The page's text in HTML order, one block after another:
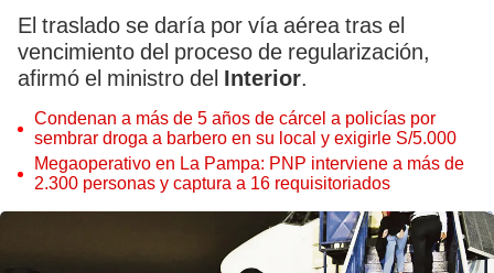
El traslado se daría por vía aérea tras el
vencimiento del proceso de regularización,
afirmó el ministro del Interior.
Condenan a más de 5 años de cárcel a policías por
sembrar droga a barbero en su local y exigirle S/5.000
Megaoperativo en La Pampa: PNP interviene a más de
2.300 personas y captura a 16 requisitoriados